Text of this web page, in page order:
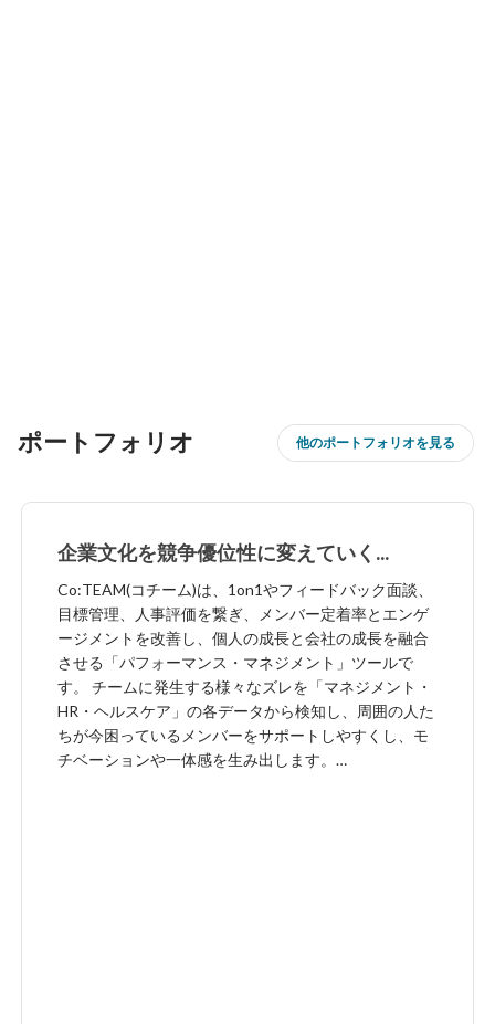
ポートフォリオ 他のポートフォリオを見る
企業文化を競争優位性に変えていく
「1on1×評価」SaaS「Co:TEAM(コチー
ム)」
Co:TEAM(コチーム)は、1on1やフィードバック面談、
目標管理、人事評価を繋ぎ、メンバー定着率とエンゲ
ージメントを改善し、個人の成長と会社の成長を融合
させる「パフォーマンス・マネジメント」ツールで
す。 チームに発生する様々なズレを「マネジメント・
HR・ヘルスケア」の各データから検知し、周囲の人た
ちが今困っているメンバーをサポートしやすくし、モ
チベーションや一体感を生み出します。